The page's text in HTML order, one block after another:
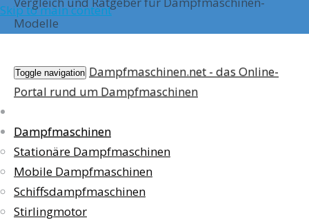
Skip to main content
Modelle
Toggle navigation Dampfmaschinen.net - das Online-
Portal rund um Dampfmaschinen
Dampfmaschinen
Stationäre Dampfmaschinen
Mobile Dampfmaschinen
Schiffsdampfmaschinen
Stirlingmotor